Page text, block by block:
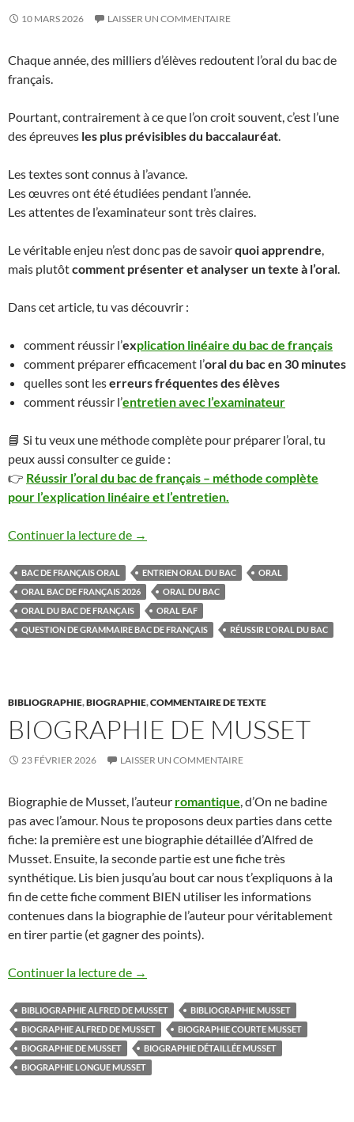
10 MARS 2026 LAISSER UN COMMENTAIRE
Chaque année, des milliers d’élèves redoutent l’oral du bac de
français.
Pourtant, contrairement à ce que l’on croit souvent, c’est l’une
des épreuves les plus prévisibles du baccalauréat.
Les textes sont connus à l’avance.
Les œuvres ont été étudiées pendant l’année.
Les attentes de l’examinateur sont très claires.
Le véritable enjeu n’est donc pas de savoirquoi apprendre,
mais plutôtcomment présenter et analyser un texte à l’oral.
Dans cet article, tu vas découvrir :
comment réussir l’explication linéaire du bac de français
comment préparer efficacement l’oral du bac en 30 minutes
quelles sont leserreurs fréquentes des élèves
comment réussir l’entretien avec l’examinateur
📘 Si tu veux une méthode complète pour préparer l’oral, tu
peux aussi consulter ce guide :
👉 Réussir l’oral du bac de français – méthode complète
pour l’explication linéaire et l’entretien.
Continuer la lecture de Oral du bac de français : méthode
→
BAC DE FRANÇAIS ORAL ENTRIEN ORAL DU BAC
ORAL
ORAL BAC DE FRANÇAIS 2026
ORAL DU BAC
ORAL DU BAC DE FRANÇAIS
ORAL EAF
QUESTION DE GRAMMAIRE BAC DE FRANÇAIS
RÉUSSIR L'ORAL DU BAC
BIBLIOGRAPHIE,BIOGRAPHIE,COMMENTAIRE DE TEXTE
BIOGRAPHIE DE MUSSET
23 FÉVRIER 2026 LAISSER UN COMMENTAIRE
Biographie de Musset, l’auteur romantique, d’On ne badine
pas avec l’amour. Nous te proposons deux parties dans cette
fiche: la première est une biographie détaillée d’Alfred de
Musset. Ensuite, la seconde partie est une fiche très
synthétique. Lis bien jusqu’au bout car nous t’expliquons à la
fin de cette fiche comment BIEN utiliser les informations
contenues dans la biographie de l’auteur pour véritablement
en tirer partie (et gagner des points).
Continuer la lecture de BIOGRAPHIE DE MUSSET
→
BIBLIOGRAPHIE ALFRED DE MUSSET
BIBLIOGRAPHIE MUSSET
BIOGRAPHIE ALFRED DE MUSSET
BIOGRAPHIE COURTE MUSSET
BIOGRAPHIE DE MUSSET
BIOGRAPHIE DÉTAILLÉE MUSSET
BIOGRAPHIE LONGUE MUSSET